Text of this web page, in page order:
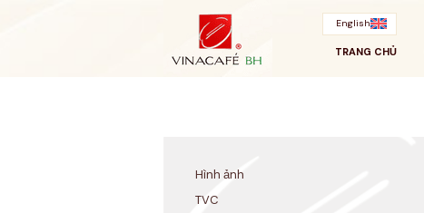
English
TRANG CHỦ
Hình ảnh
TVC